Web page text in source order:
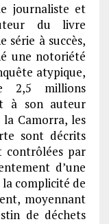
journaliste et
du livre
série à succès,
une notoriété
atypique,
2,5 millions
à son auteur
Camorra, les
sont décrits
contrôlées par
d’une
complicité de
moyennant
de déchets